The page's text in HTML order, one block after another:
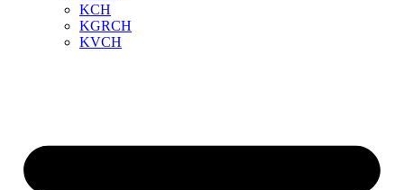
KCH
KGRCH
KVCH